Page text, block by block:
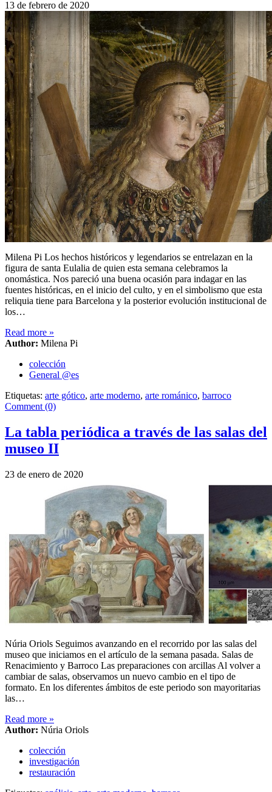
13 de febrero de 2020
Milena Pi Los hechos históricos y legendarios se entrelazan en la
figura de santa Eulalia de quien esta semana celebramos la
onomástica. Nos pareció una buena ocasión para indagar en las
fuentes históricas, en el inicio del culto, y en el simbolismo que esta
reliquia tiene para Barcelona y la posterior evolución institucional de
los…
Read more »
Author: Milena Pi
colección
General @es
Etiquetas: arte gótico, arte moderno, arte románico, barroco
Comment (0)
La tabla periódica a través de las salas del
museo II
23 de enero de 2020
Núria Oriols Seguimos avanzando en el recorrido por las salas del
museo que iniciamos en el artículo de la semana pasada. Salas de
Renacimiento y Barroco Las preparaciones con arcillas Al volver a
cambiar de salas, observamos un nuevo cambio en el tipo de
formato. En los diferentes ámbitos de este periodo son mayoritarias
las…
Read more »
Author: Núria Oriols
colección
investigación
restauración